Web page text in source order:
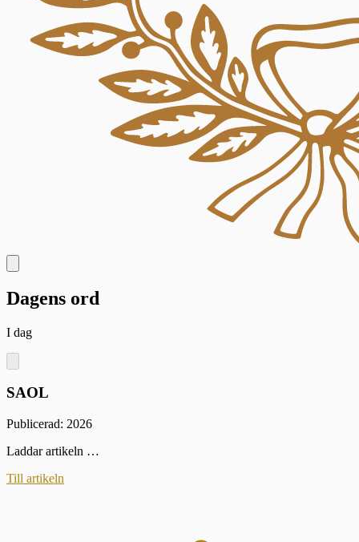
Dagens ord
I dag
SAOL
Publicerad: 2026
Laddar artikeln …
Till artikeln